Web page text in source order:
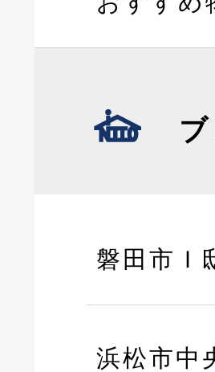
磐田市Ｉ
浜松市中